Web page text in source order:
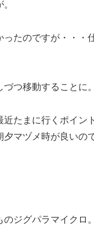
たのですが・・
つ移動することに。
たまに行くポイ
マヅメ時が良い
ジグパラマイクロ